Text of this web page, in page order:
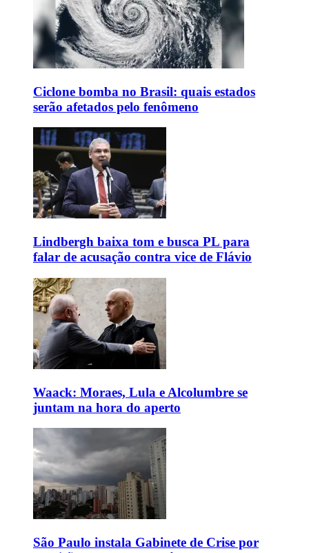
Ciclone bomba no Brasil: quais estados
serão afetados pelo fenômeno
Lindbergh baixa tom e busca PL para
falar de acusação contra vice de Flávio
Waack: Moraes, Lula e Alcolumbre se
juntam na hora do aperto
São Paulo instala Gabinete de Crise por